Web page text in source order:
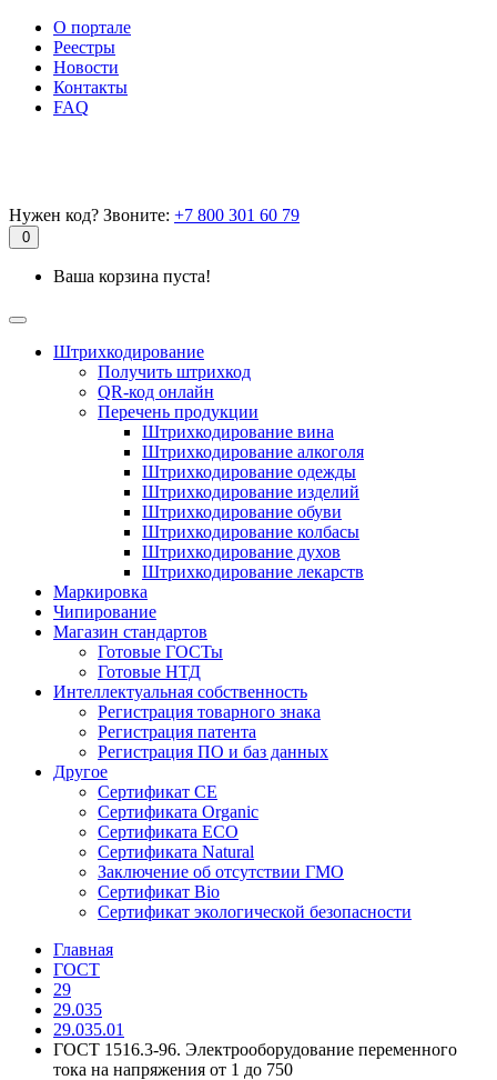
О портале
Реестры
Новости
Контакты
FAQ
Нужен код? Звоните: +7 800 301 60 79
0
Ваша корзина пуста!
Штрихкодирование
Получить штрихкод
QR-код онлайн
Перечень продукции
Штрихкодирование вина
Штрихкодирование алкоголя
Штрихкодирование одежды
Штрихкодирование изделий
Штрихкодирование обуви
Штрихкодирование колбасы
Штрихкодирование духов
Штрихкодирование лекарств
Маркировка
Чипирование
Магазин стандартов
Готовые ГОСТы
Готовые НТД
Интеллектуальная собственность
Регистрация товарного знака
Регистрация патента
Регистрация ПО и баз данных
Другое
Сертификат СЕ
Сертификата Organic
Сертификата ECO
Сертификата Natural
Заключение об отсутствии ГМО
Сертификат Bio
Сертификат экологической безопасности
Главная
ГОСТ
29
29.035
29.035.01
ГОСТ 1516.3-96. Электрооборудование переменного
тока на напряжения от 1 до 750